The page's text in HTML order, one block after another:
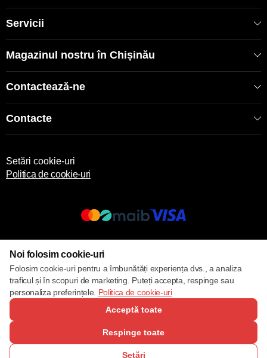
Servicii
Magazinul nostru în Chișinău
Contactează-ne
Contacte
Setări cookie-uri
Politica de cookie-uri
Noi folosim cookie-uri
Folosim cookie-uri pentru a îmbunătăți experiența dvs., a analiza
traficul și în scopuri de marketing. Puteți accepta, respinge sau
personaliza preferințele. Politica de cookie-uri
Acceptă toate
Respinge toate
Setări